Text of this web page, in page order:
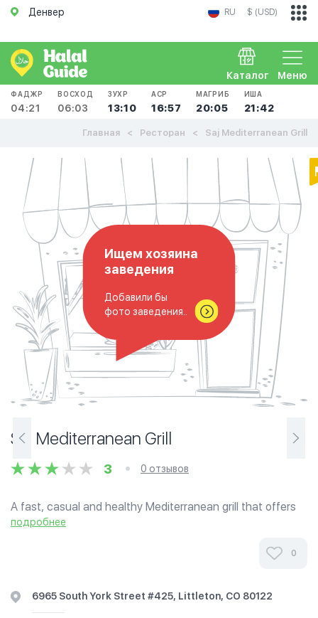
Денвер RU $ (USD)
Меню
Каталог
ФАДЖР
04:21
ВОСХОД
06:03
ЗУХР
13:10
АСР
16:57
МАГРИБ
20:05
ИША
21:42
Главная Ресторан Saj Mediterranean Grill
Ищем хозяина
заведения
Добавили бы
фото заведения..
Saj Mediterranean Grill
3 0 отзывов
A fast, casual and healthy Mediterranean grill that offers
Shawarama, falafel, kabobs, hummus, tabouli, baba
подробнее
0
6965 South York Street #425, Littleton, CO 80122